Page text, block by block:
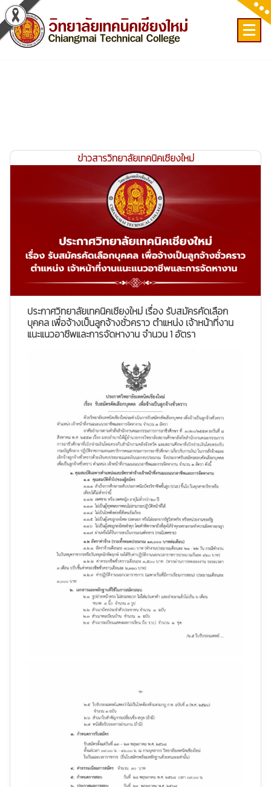
Skip
to
content
ข่าวสารวิทยาลัยเทคนิคเชียงใหม่
ประกาศวิทยาลัยเทคนิคเชียงใหม่ เรื่อง รับสมัครคัดเลือก
บุคคล เพื่อจ้างเป็นลูกจ้างชั่วคราว ตำแหน่ง เจ้าหน้าที่งาน
แนะแนวอาชีพและการจัดหางาน จำนวน 1 อัตรา